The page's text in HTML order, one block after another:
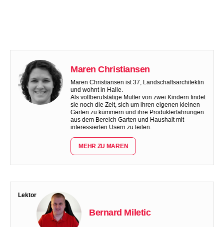
Maren Christiansen
Maren Christiansen ist 37, Landschaftsarchitektin
und wohnt in Halle.
Als vollberufstätige Mutter von zwei Kindern findet
sie noch die Zeit, sich um ihren eigenen kleinen
Garten zu kümmern und ihre Produkterfahrungen
aus dem Bereich Garten und Haushalt mit
interessierten Usern zu teilen.
MEHR ZU MAREN
Lektor
Bernard Miletic